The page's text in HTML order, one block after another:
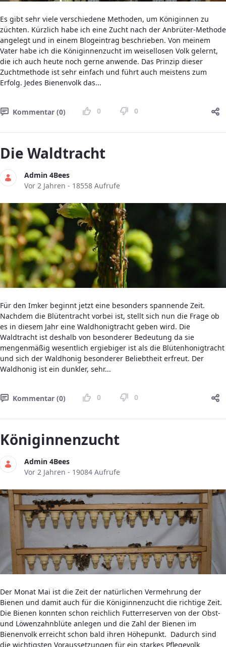
Es gibt sehr viele verschiedene Methoden, um Königinnen zu
züchten. Kürzlich habe ich eine Zucht nach der Anbrüter-Methode
angelegt und in einem Blogeintrag beschrieben. Von meinem
Vater habe ich die Königinnenzucht im weisellosen Volk gelernt,
die ich auch heute noch gerne anwende. Das Prinzip dieser
Zuchtmethode ist sehr einfach und führt auch meistens zum
Erfolg. Jedes Bienenvolk das...
Kommentar (0) 0 0
Die Waldtracht
Admin 4Bees
Publikationsdatum
Vor 2 Jahren - 18558 Aufrufe
Für den Imker beginnt jetzt eine besonders spannende Zeit.
Nachdem die Blütentracht vorbei ist, stellt sich nun die Frage ob
es in diesem Jahr eine Waldhonigtracht geben wird. Die
Waldtracht ist deshalb von besonderer Bedeutung da sie
mengenmäßig wesentlich ergiebiger ist als die Blütenhonigtracht
und sich der Waldhonig besonderer Beliebtheit erfreut. Der
Waldhonig ist ein dunkler, sehr...
Kommentar (0) 0 0
Königinnenzucht
Admin 4Bees
Publikationsdatum
Vor 2 Jahren - 19084 Aufrufe
Der Monat Mai ist die Zeit der natürlichen Vermehrung der
Bienen und damit auch für die Königinnenzucht die richtige Zeit.
Die Bienen konnten schon reichlich Futterreserven von der Obst-
und Löwenzahnblüte anlegen und die Zahl der Bienen im
Bienenvolk erreicht schon bald ihren Höhepunkt. Dadurch sind
die wichtigsten Voraussetzungen für ein starkes Pflegevolk